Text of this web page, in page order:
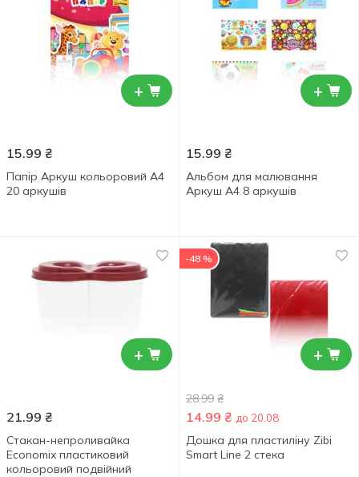
+
15.99 ₴
Папір Аркуш кольоровий A4
20 аркушів
+
15.99 ₴
Альбом для малювання
Аркуш А4 8 аркушів
+
21.99 ₴
Стакан-непроливайка
Economix пластиковий
кольоровий подвійний
+
-48 %
28.99 ₴
14.99 ₴ до 20.08
Дошка для пластиліну Zibi
Smart Line 2 стека